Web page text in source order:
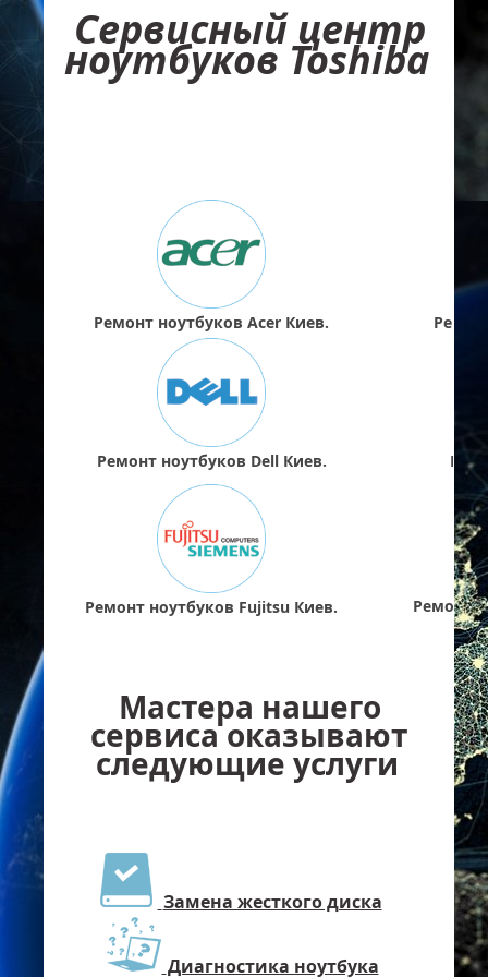
Сервисный центр
ноутбуков Toshiba
Ремонт ноутбуков Acer Киев.
Ремонт ноутбуков Dell Киев.
Ремонт ноутбуков Fujitsu Киев. Ремонт
Мастера нашего
сервиса оказывают
следующие услуги
Замена жесткого диска
Диагностика ноутбука